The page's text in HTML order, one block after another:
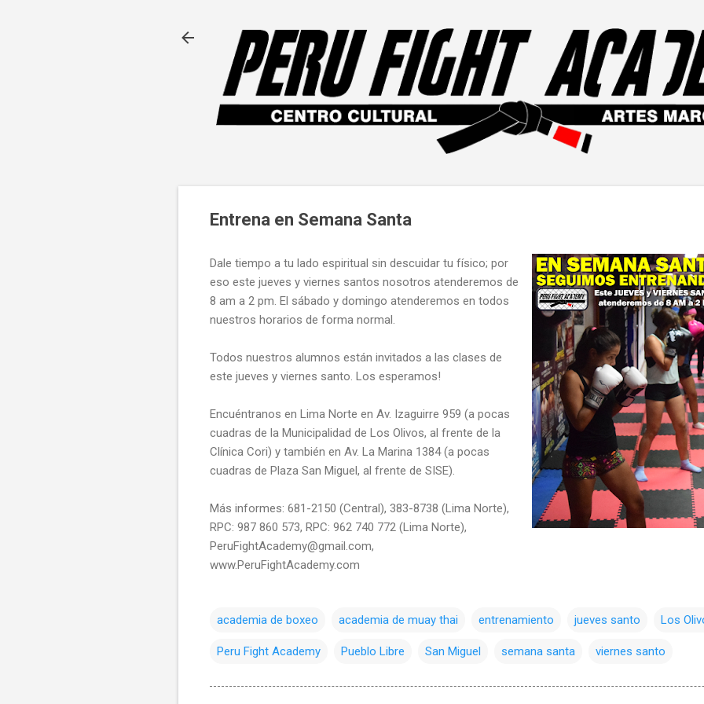
Entrena en Semana Santa
Dale tiempo a tu lado espiritual sin descuidar tu físico; por
eso este jueves y viernes santos nosotros atenderemos de
8 am a 2 pm. El sábado y domingo atenderemos en todos
nuestros horarios de forma normal.
Todos nuestros alumnos están invitados a las clases de
este jueves y viernes santo. Los esperamos!
Encuéntranos en Lima Norte en Av. Izaguirre 959 (a pocas
cuadras de la Municipalidad de Los Olivos, al frente de la
Clínica Cori) y también en Av. La Marina 1384 (a pocas
cuadras de Plaza San Miguel, al frente de SISE).
Más informes: 681-2150 (Central), 383-8738 (Lima Norte),
RPC: 987 860 573, RPC: 962 740 772 (Lima Norte),
PeruFightAcademy@gmail.com,
www.PeruFightAcademy.com
academia de boxeo academia de muay thai entrenamiento jueves santo Los
Peru Fight Academy Pueblo Libre San Miguel semana santa viernes santo